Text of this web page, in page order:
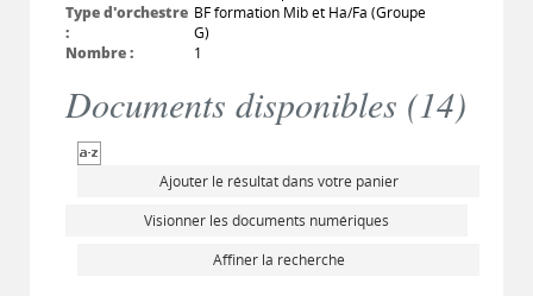
Type d'orchestre
:
BF formation Mib et Ha/Fa (Groupe
G)
Nombre :
1
Documents disponibles (14)
Ajouter le résultat dans votre panier
Visionner les documents numériques
Affiner la recherche